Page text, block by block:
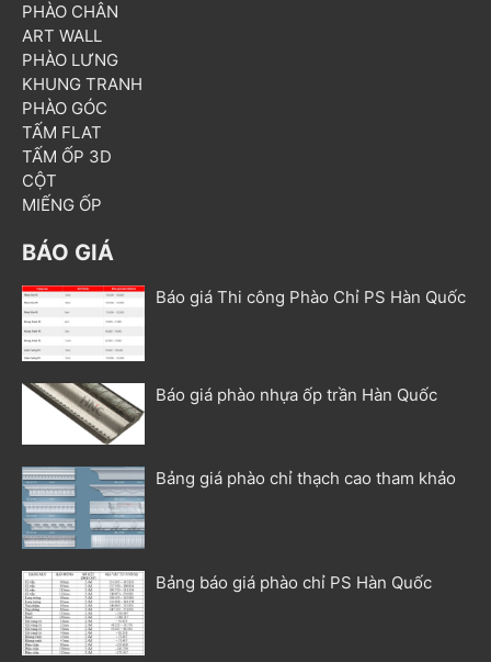
PHÀO CHÂN
ART WALL
PHÀO LƯNG
KHUNG TRANH
PHÀO GÓC
TẤM FLAT
TẤM ỐP 3D
CỘT
MIẾNG ỐP
BÁO GIÁ
Báo giá Thi công Phào Chỉ PS Hàn Quốc
Báo giá phào nhựa ốp trần Hàn Quốc
Bảng giá phào chỉ thạch cao tham khảo
Bảng báo giá phào chỉ PS Hàn Quốc